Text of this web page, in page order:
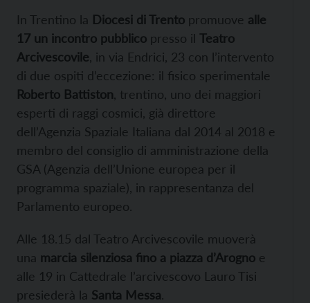
In Trentino la Diocesi di Trento promuove alle
17 un incontro pubblico presso il Teatro
Arcivescovile , in via Endrici, 23 con l’intervento
di due ospiti d’eccezione: il fisico sperimentale
Roberto Battiston , trentino, uno dei maggiori
esperti di raggi cosmici, già direttore
dell’Agenzia Spaziale Italiana dal 2014 al 2018 e
membro del consiglio di amministrazione della
GSA (Agenzia dell’Unione europea per il
programma spaziale), in rappresentanza del
Parlamento europeo.
Alle 18.15 dal Teatro Arcivescovile muoverà
una marcia silenziosa fino a piazza d’Arogno e
alle 19 in Cattedrale l’arcivescovo Lauro Tisi
presiederà la Santa Messa.